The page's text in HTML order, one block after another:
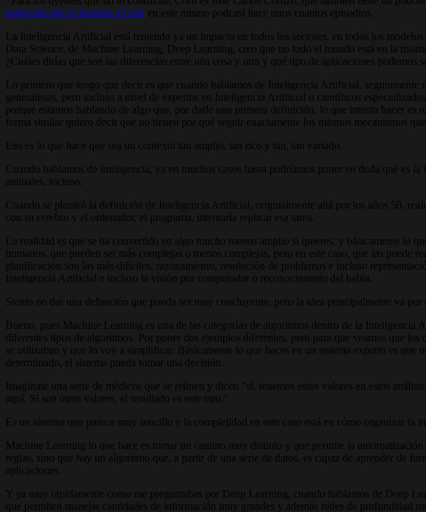
entrevista que le hicimos a Corti en este mismo podcast hace unos cuantos episodios.
La Inteligencia Artificial está teniendo ya un impacto en todos los sectores, en todos los
Data Science, de Machine Learning, Deep Learning, creo que no todo el mundo está en la
¿Cuáles dirías que son las diferencias entre una cosa y otra y qué tipo de aplicaciones podemos
Lo primero que tengo que decir es que cuando hablamos de Inteligencia Artificial,
generalistas, pero incluso a nivel de expertos en Inteligencia Artificial o científicos
porque estamos hablando de algo que, por darle una primera definición, lo que intenta hacer
forma similar quiero decir que no tienen por qué seguir exactamente los mismos mecanismos que
Eso es lo que hace que sea un contexto tan amplio, tan rico y tan, tan variado.
Cuando hablamos de inteligencia, ya en muchos casos hasta podríamos poner en duda qué es
animales, incluso.
Cuando se planteó la definición de Inteligencia Artificial, originalmente allá por los años 50,
con su cerebro y el ordenador, el programa, intentaría replicar esa tarea.
La realidad es que se ha convertido en algo mucho menos amplio si quieres, y básicamente lo
humanos, que pueden ser más complejas o menos complejas, pero en este caso, que las
planificación son las más difíciles, razonamiento, resolución de problemas e incluso
Inteligencia Artificial e incluso la visión por computador o reconocimiento del habla.
Siento no dar una definición que pueda ser muy concluyente, pero la idea principalmente va
Bueno, pues Machine Learning es una de las categorías de algoritmos dentro de la
diferentes tipos de algoritmos. Por poner dos ejemplos diferentes, pero para que veamos que
se utilizaban y que lo voy a simplificar. Básicamente lo que haces en un sistema experto es
determinado, el sistema pueda tomar una decisión.
Imagínate una serie de médicos que se reúnen y dicen "sí, tenemos estos valores en estos
aquí. Si son otros valores, el resultado es este otro."
Es un sistema que parece muy sencillo y la complejidad en este caso está en cómo organizar la
Machine Learning lo que hace es tomar un camino muy distinto y que permite la
reglas, sino que hay un algoritmo que, a partir de una serie de datos, es capaz de aprender de
aplicaciones.
Y ya muy rápidamente como me preguntabas por Deep Learning, cuando hablamos de Deep
que permiten manejar cantidades de información muy grandes y además redes de profundidad